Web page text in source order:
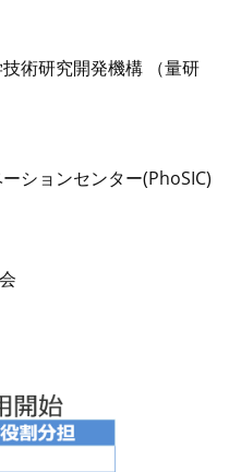
術研究開発機構 （量研
ションセンター(PhoSIC)